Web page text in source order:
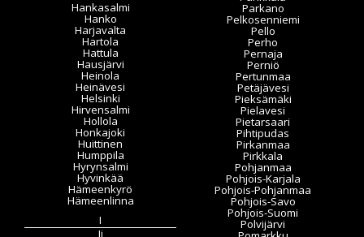
Hankasalmi
Hanko
Harjavalta
Hartola
Hattula
Hausjärvi
Heinola
Heinävesi
Helsinki
Hirvensalmi
Hollola
Honkajoki
Huittinen
Humppila
Hyrynsalmi
Hyvinkää
Hämeenkyrö
Hämeenlinna
I
Ii
Parkano
Pelkosenniemi
Pello
Perho
Pernaja
Perniö
Pertunmaa
Petäjävesi
Pieksämäki
Pielavesi
Pietarsaari
Pihtipudas
Pirkanmaa
Pirkkala
Pohjanmaa
Pohjois-Karjala
Pohjois-Pohjanmaa
Pohjois-Savo
Pohjois-Suomi
Polvijärvi